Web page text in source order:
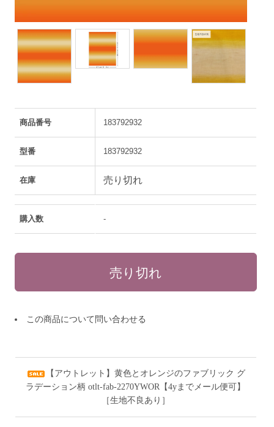
商品番号 183792932
型番 183792932
在庫 売り切れ
購入数 -
この商品について問い合わせる
【アウトレット】黄色とオレンジのファブリック グ
ラデーション柄 otlt-fab-2270YWOR【4yまでメール便可】
［生地不良あり］